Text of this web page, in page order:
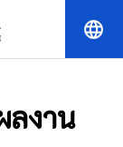
language
ลงาน